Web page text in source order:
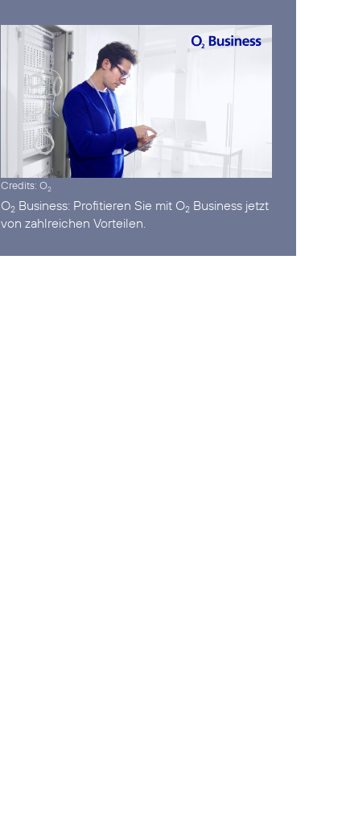
Credits: O2
O2 Business: Profitieren Sie mit O2 Business jetzt
von zahlreichen Vorteilen.